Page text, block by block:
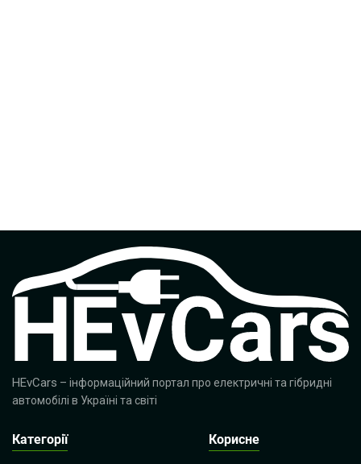
HEvCars – інформаційний портал про електричні та гібридні
автомобілі в Україні та світі
Категорії Корисне